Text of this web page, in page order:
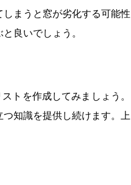
まうと窓が劣化する可能性
良いでしょう。
トを作成してみましょう。
知識を提供し続けます。上